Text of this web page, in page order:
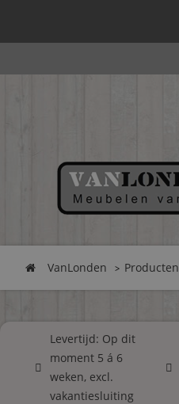
VanLonden Producten
Levertijd: Op dit
moment 5 á 6
weken, excl.
vakantiesluiting